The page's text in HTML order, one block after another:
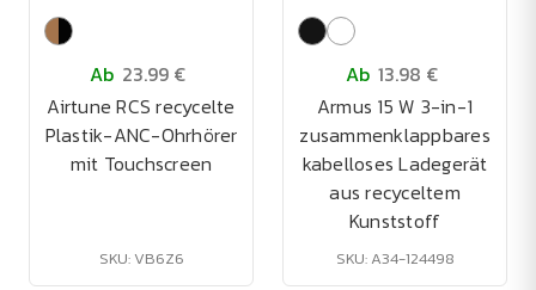
Ab 23.99 €
Airtune RCS recycelte
Plastik-ANC-Ohrhörer
mit Touchscreen
SKU: VB6Z6
Ab 13.98 €
Armus 15 W 3-in-1
zusammenklappbares
kabelloses Ladegerät
aus recyceltem
Kunststoff
SKU: A34-124498